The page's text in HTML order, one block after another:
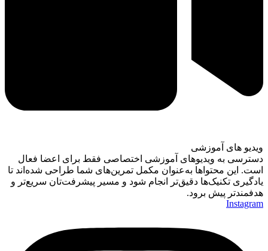
ویدیو های آموزشی
دسترسی به ویدیوهای آموزشی اختصاصی فقط برای اعضا فعال
است. این محتواها به‌عنوان مکمل تمرین‌های شما طراحی شده‌اند تا
یادگیری تکنیک‌ها دقیق‌تر انجام شود و مسیر پیشرفت‌تان سریع‌تر و
هدفمندتر پیش برود.
Instagram